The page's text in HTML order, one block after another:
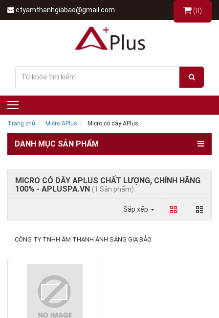
ctyamthanhgiabao@gmail.com (0)
Trang chủ Micro APlus Micro có dây APlus
DANH MỤC SẢN PHẨM
MICRO CÓ DÂY APLUS CHẤT LƯỢNG, CHÍNH HÃNG
100% - APLUSPA.VN (1 Sản phẩm)
Sắp xếp
CÔNG TY TNHH ÂM THANH ÁNH SÁNG GIA BẢO